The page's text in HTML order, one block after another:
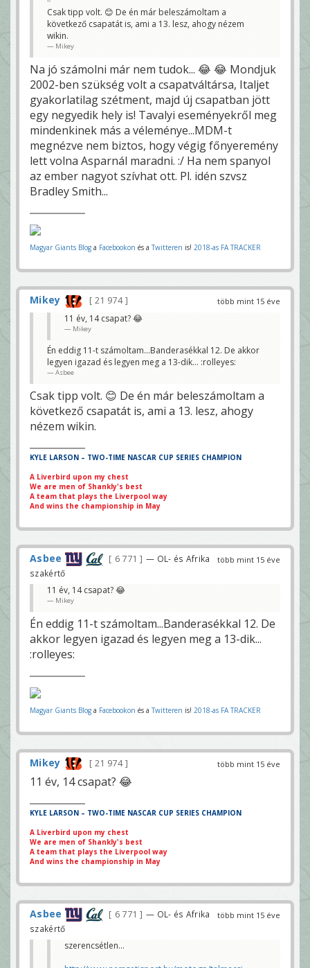
Csak tipp volt. 😊 De én már beleszámoltam a
következő csapatát is, ami a 13. lesz, ahogy nézem
wikin.
Mikey
Na jó számolni már nem tudok... 😂 😂 Mondjuk
2002-ben szükség volt a csapatváltársa, Italjet
gyakorlatilag szétment, majd új csapatban jött
egy negyedik hely is! Tavalyi eseményekről meg
mindenkinek más a véleménye...MDM-t
megnézve nem biztos, hogy végig főnyeremény
lett volna Asparnál maradni. :/ Ha nem spanyol
az ember nagyot szívhat ott. Pl. idén szvsz
Bradley Smith...
Magyar Giants Blog a Facebookon és aTwitteren is! 2018-as FA TRACKER
több mint 15 éve
Mikey
21 974
11 év, 14 csapat? 😂
Mikey
Én eddig 11-t számoltam...Banderasékkal 12. De akkor
legyen igazad és legyen meg a 13-dik... :rolleyes:
Asbee
Csak tipp volt. 😊 De én már beleszámoltam a
következő csapatát is, ami a 13. lesz, ahogy
nézem wikin.
KYLE LARSON – TWO-TIME NASCAR CUP SERIES CHAMPION
A Liverbird upon my chest
We are men of Shankly's best
A team that plays the Liverpool way
And wins the championship in May
több mint 15 éve
Asbee 6 771
— OL- és Afrika
szakértő
11 év, 14 csapat? 😂
Mikey
Én eddig 11-t számoltam...Banderasékkal 12. De
akkor legyen igazad és legyen meg a 13-dik...
:rolleyes:
Magyar Giants Blog a Facebookon és aTwitteren is! 2018-as FA TRACKER
több mint 15 éve
Mikey 21 974
11 év, 14 csapat? 😂
KYLE LARSON – TWO-TIME NASCAR CUP SERIES CHAMPION
A Liverbird upon my chest
We are men of Shankly's best
A team that plays the Liverpool way
And wins the championship in May
több mint 15 éve
Asbee 6 771
— OL- és Afrika
szakértő
szerencsétlen...